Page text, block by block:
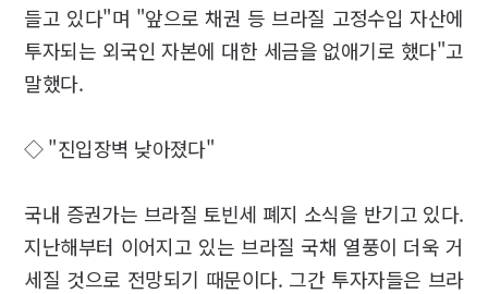
들고 있다"며 "앞으로 채권 등 브라질 고정수입 자산에
투자되는 외국인 자본에 대한 세금을 없애기로 했다"고
말했다.
◇ "진입장벽 낮아졌다"
국내 증권가는 브라질 토빈세 폐지 소식을 반기고 있다.
지난해부터 이어지고 있는 브라질 국채 열풍이 더욱 거
세질 것으로 전망되기 때문이다. 그간 투자자들은 브라